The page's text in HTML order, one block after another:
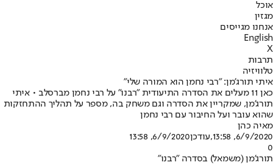
אוכל
מגזין
אנחנו מגייסים
English
X
תרבות
טלוויזיה
איתי תורג'מן: "רבי נחמן הוא המורה שלי"
כאן 11 מעלים את הסדרה התיעודית "רבנו" על רבי נחמן מברסלב • איתי
תורג'מן, שמקריין את הסדרה וגם משחק בה, מספר על תהליך ההתחזקות
שהוא עובר ועל החיבור עם רבי נחמן
מאיה כהן
6/9/2020, 13:58
,עודכן6/9/2020, 13:58
0
תורג'מן (משמאל) בסדרה "רבנו"